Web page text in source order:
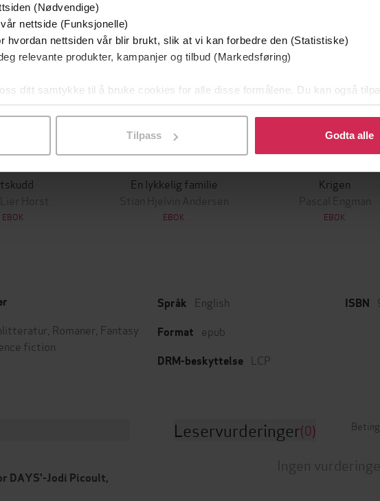
(Nødvendige)
nettside (Funksjonelle)
hvordan nettsiden vår blir brukt, slik at vi kan forbedre den (Statistiske)
relevante produkter, kampanjer og tilbud (Markedsføring)
ditt samtykke til å bruke cookies for alle disse formålene. Du kan også
å klikke på «Tilpass». Du kan når som helst trekke tilbake eller endre
Tilpass Godta alle
Lier Horst
EBOK
En lykkelig familie
Stian Hjelvin Andersen
EBOK
Krigen
Pascal Engman
EBOK
Romaner Fantasy
fiction
Språk English
Format epub
DRM-beskyttelse LCP
ISBN
DAYS'-Jodi Picoult,
Leservurderinger(0)
Ingen